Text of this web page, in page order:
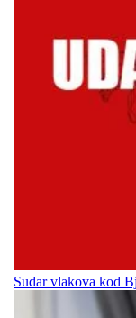
Sudar vlakova kod